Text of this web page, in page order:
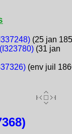
(25 jan
(31 jan
(env juil